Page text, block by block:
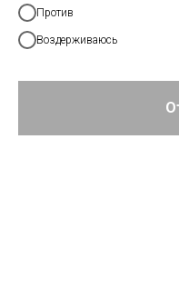
Против
Воздерживаюсь